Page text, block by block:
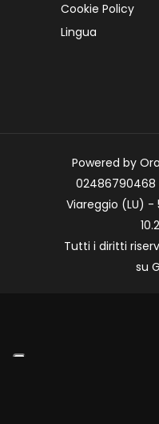
Cookie Policy
Lingua
Powered by
02486790468
Viareggio (LU) -
Tutti i diritti
su